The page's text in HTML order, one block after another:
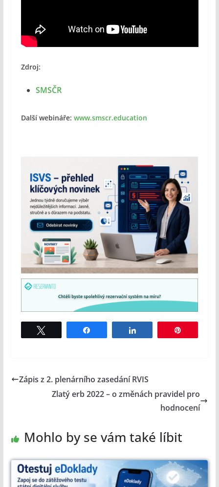
Zdroj:
SMSČR
Další webináře: www.smscr.education
Zápis z 2. plenárního zasedání RVIS
Zlatý erb 2022 – o změnách pravidel pro
hodnocení
Mohlo by se vám také líbit